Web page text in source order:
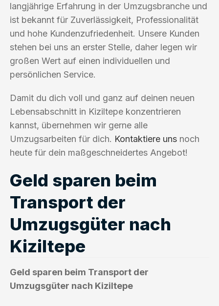
langjährige Erfahrung in der Umzugsbranche und
ist bekannt für Zuverlässigkeit, Professionalität
und hohe Kundenzufriedenheit. Unsere Kunden
stehen bei uns an erster Stelle, daher legen wir
großen Wert auf einen individuellen und
persönlichen Service.
Damit du dich voll und ganz auf deinen neuen
Lebensabschnitt in Kiziltepe konzentrieren
kannst, übernehmen wir gerne alle
Umzugsarbeiten für dich. Kontaktiere uns noch
heute für dein maßgeschneidertes Angebot!
Geld sparen beim
Transport der
Umzugsgüter nach
Kiziltepe
Geld sparen beim Transport der
Umzugsgüter nach Kiziltepe